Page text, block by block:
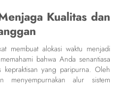
Kualitas dan
membuat alokasi waktu menjadi
bahwa Anda senantiasa
kepraktisan yang paripurna. Oleh
menyempurnakan alur sistem